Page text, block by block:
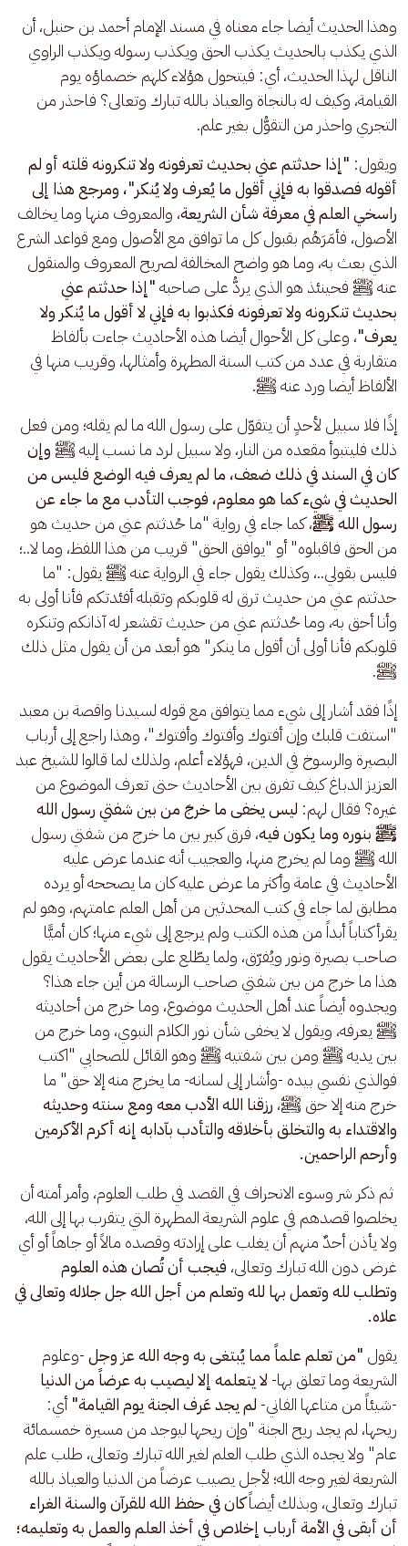
وهذا الحديث أيضا جاء معناه في مسند الإمام أحمد بن حنبل، أن
الذي يكذب بالحديث يكذب الحق ويكذب رسوله ويكذب الراوي
الناقل لهذا الحديث، أي: فيتحول هؤلاء كلهم خصماؤه يوم
القيامة، وكيف له بالنجاة والعياذ بالله تبارك وتعالى؟ فاحذر من
التجري واحذر من التقوُّل بغير علم.
ويقول: "إذا حدثتم عني بحديث تعرفونه ولا تنكرونه قلته أو لم
أقوله فصدقوا به فإني أقول ما يُعرف ولا يُنكر"، ومرجع هذا إلى
راسخي العلم في معرفة شأن الشريعة، والمعروف منها وما يخالف
الأصول، فأمَرَهُم بقبول كل ما توافق مع الأصول ومع قواعد الشرع
الذي بعث به، وما هو واضح المخالفة لصريح المعروف والمنقول
عنه ﷺ فحينئذ هو الذي يردُّ على صاحبه "إذا حدثتم عني
بحديث تنكرونه ولا تعرفونه فكذبوا به فإني لا أقول ما يُنكر ولا
يعرف"، وعلى كل الأحوال أيضا هذه الأحاديث جاءت بألفاظ
متقاربة في عدد من كتب السنة المطهرة وأمثالها، وقريب منها في
الألفاظ أيضا ورد عنه ﷺ.
إذًا فلا سبيل لأحدٍ أن يتقوّل على رسول الله ما لم يقله؛ ومن فعل
ذلك فليتبوأ مقعده من النار، ولا سبيل لرد ما نسب إليه ﷺ وإن
كان في السند في ذلك ضعف، ما لم يعرف فيه الوضع فليس من
الحديث في شيء كما هو معلوم، فوجب التأدب مع ما جاء عن
رسول الله ﷺ، كما جاء في رواية "ما حُدثتم عني من حديث هو
من الحق فاقبلوه" أو "يوافق الحق" قريب من هذا اللفظ، وما لا..؛
فليس بقولي..، وكذلك يقول جاء في الرواية عنه ﷺ يقول: "ما
حدثتم عني من حديث ترق له قلوبكم وتقبله أفئدتكم فأنا أولى به
وأنا أحق به، وما حُدثتم عني من حديث تقشعر له آذانكم وتنكره
قلوبكم فأنا أولى أن أقول ما ينكر" هو أبعد من أن يقول مثل ذلك
ﷺ.
إذًا فقد أشار إلى شيء مما يتوافق مع قوله لسيدنا واقصة بن معبد
"استفت قلبك وإن أفتوك وأفتوك وأفتوك"، وهذا راجع إلى أرباب
البصيرة والرسوخ في الدين، فهؤلاء أعلم، ولذلك لما قالوا للشيخ عبد
العزيز الدباغ كيف تفرق بين الأحاديث حتى تعرف الموضوع من
غيره؟ فقال لهم: ليس يخفى ما خرجَ من بين شفتي رسول الله
ﷺ بنوره وما يكون فيه، فرق كبير بين ما خرج من شفتي رسول
الله ﷺ وما لم يخرج منها، والعجيب أنه عندما عرض عليه
الأحاديث في عامة وأكثر ما عرض عليه كان ما يصححه أو يرده
مطابق لما جاء في كتب المحدثين من أهل العلم عامتهم، وهو لم
يقرأ كتاباً أبداً من هذه الكتب ولم يرجع إلى شيء منها؛ كان أميًّا
صاحب بصيرة ونور ويُفرّق، ولما يطّلع على بعض الأحاديث يقول
هذا ما خرج من بين شفتي صاحب الرسالة من أين جاء هذا؟
ويجدوه أيضاً عند أهل الحديث موضوع، وما خرج من أحاديثه
ﷺ يعرفه، ويقول لا يخفى شأن نور الكلام النبوي، وما خرج من
بين يديه ﷺ ومن بين شفتيه ﷺ وهو القائل للصحابي "اكتب
فوالذي نفسي بيده -وأشار إلى لسانه- ما يخرج منه إلا حق" ما
خرج منه إلا حق ﷺ، رزقنا الله الأدب معه ومع سنته وحديثه
والاقتداء به والتخلق بأخلاقه والتأدب بآدابه إنه أكرم الأكرمين
وأرحم الراحمين.
ثم ذكر شر وسوء الانحراف في القصد في طلب العلوم، وأمر أمته أن
يخلصوا قصدهم في علوم الشريعة المطهرة التي يتقرب بها إلى الله،
ولا يأذن أحدٌ منهم أن يغلب على إرادته وقصده مالاً أو جاهاً أو أي
غرض دون الله تبارك وتعالى، فيجب أن تُصان هذه العلوم
وتطلب لله وتعمل بها لله وتعلم من أجل الله جل جلاله وتعالى في
علاه.
يقول "من تعلم علماً مما يُبتغى به وجه الله عز وجل -وعلوم
الشريعة وما تعلق بها- لا يتعلمه إلا ليصيب به عرضاً من الدنيا
-شيئاً من متاعها الفاني- لم يجد عَرف الجنة يوم القيامة" أي:
ريحها، لم يجد ريح الجنة "وإن ريحها ليوجد من مسيرة خمسمائة
عام" ولا يجده الذي طلب العلم لغير الله تبارك وتعالى، طلب علم
الشريعة لغير وجه الله؛ لأجل يصيب عرضاً من الدنيا والعياذ بالله
تبارك وتعالى، وبذلك أيضاً كانفي حفظ الله للقرآن والسنة الغراء
أن أبقى في الأمة أرباب إخلاص في أخذ العلم والعمل به وتعليمه؛